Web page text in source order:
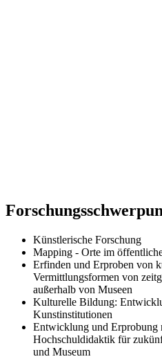
Künstlerische Forschung
Mapping - Orte im
Erfinden und Erproben von
Vermittlungsformen von
außerhalb von Museen
Kulturelle Bildung:
Kunstinstitutionen
Entwicklung und Erprobung
Hochschuldidaktik für
und Museum